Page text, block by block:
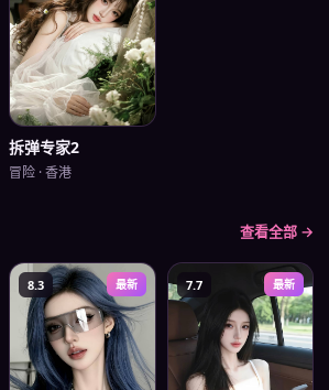
拆弹专家2
冒险 ·香港
查看全部 →
8.3 最新 7.7 最新